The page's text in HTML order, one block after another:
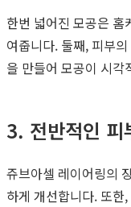
한번 넓어진 모공은
여줍니다. 둘째, 피부
을 만들어 모공이 시각
3. 전반적인 피
쥬브아셀 레이어링의
하게 개선합니다. 또